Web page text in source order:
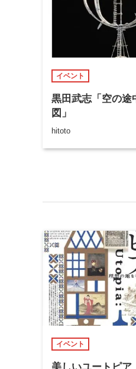
イベント
黒田武志「空の途
図」
hitoto
イベント
美しいユートピア